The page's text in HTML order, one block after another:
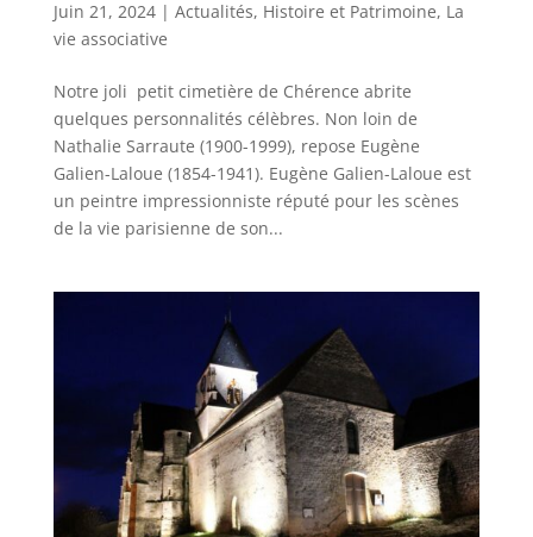
Juin 21, 2024| Actualités, Histoire et Patrimoine, La
vie associative
Notre joli petit cimetière de Chérence abrite
quelques personnalités célèbres. Non loin de
Nathalie Sarraute (1900-1999), repose Eugène
Galien-Laloue (1854-1941). Eugène Galien-Laloue est
un peintre impressionniste réputé pour les scènes
de la vie parisienne de son...